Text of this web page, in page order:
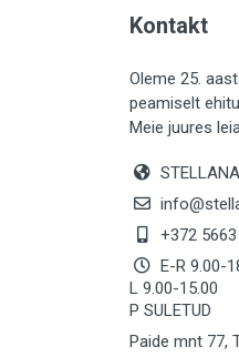
LIISTUD (183)
KIVID (31)
KATTED
KEEMIA
TÖÖRIIDED
SAUN (8)
Kontakt
Oleme 25.
peamiselt
Meie juures
+372
E-R 9.00-
L 9.00-15.00
P SULETUD
Paide mnt 77,